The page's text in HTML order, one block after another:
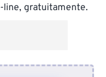
line, gratuitamente.